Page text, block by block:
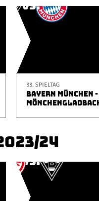
33. SPIELTAG
BAYERN MÜNCHEN -
24